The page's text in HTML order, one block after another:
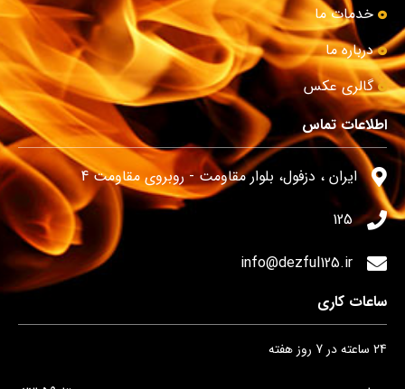
خدمات ما
درباره ما
گالری عکس
اطلاعات تماس
ایران ، دزفول، بلوار مقاومت - روبروی مقاومت 4
125
info@dezful125.ir
ساعات کاری
24 ساعته در 7 روز هفته